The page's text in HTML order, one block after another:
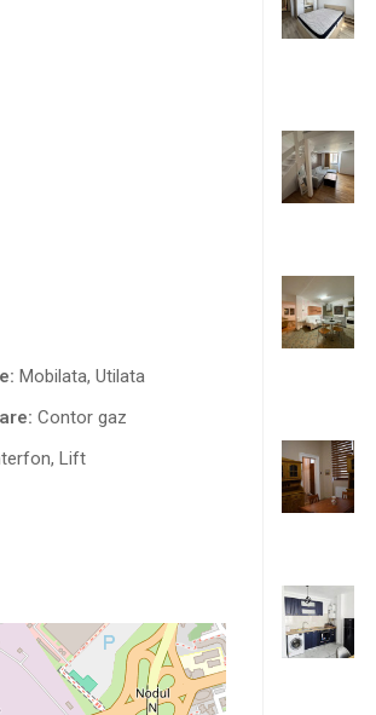
Mobilata, Utilata
Contor gaz
Lift